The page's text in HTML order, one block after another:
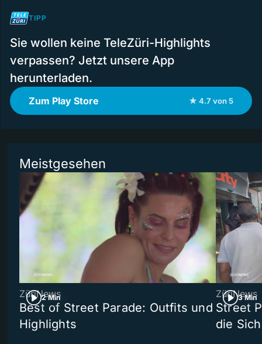
TIPP
Sie wollen keine TeleZüri-Highlights
verpassen? Jetzt unsere App
herunterladen.
Zum Play Store ★ 4.7 von 5
Meistgesehen
2 Min
ZüriNews
Best of Street Parade: Outfits und
Highlights
3 Min
ZüriNews
Street
die